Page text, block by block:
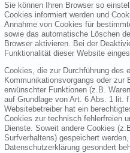
Sie können Ihren Browser so
Cookies informiert werden und
Annahme von Cookies für
sowie das automatische Löschen
Browser aktivieren. Bei der
Funktionalität dieser Website
Cookies, die zur Durchführung des
Kommunikationsvorgangs oder zur
erwünschter Funktionen (z.B.
auf Grundlage von Art. 6 Abs. 1 lit.
Websitebetreiber hat ein
Cookies zur technisch fehlerfreien
Dienste. Soweit andere Cookies
Surfverhaltens) gespeichert
Datenschutzerklärung gesondert